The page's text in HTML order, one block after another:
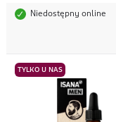
Niedostępny online
TYLKO U NAS